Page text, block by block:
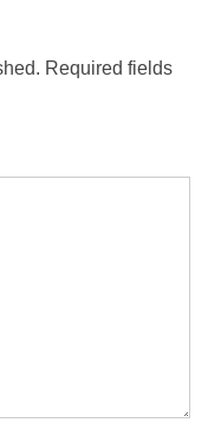
Required fields